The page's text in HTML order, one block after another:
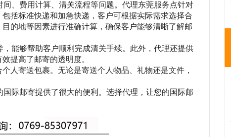
、费用计算、清关流程等问题。代理东莞服务点针对
括标准快递和加急快递，客户可根据实际需求选择合
的地等因素进行准确计算，确保客户能够清晰了解邮
能够帮助客户顺利完成清关手续。此外，代理还提供
提高了邮寄的透明度。
人寄送包裹。无论是寄送个人物品、礼物还是文件，
际邮寄提供了很大的便利。选择代理，让您的国际邮